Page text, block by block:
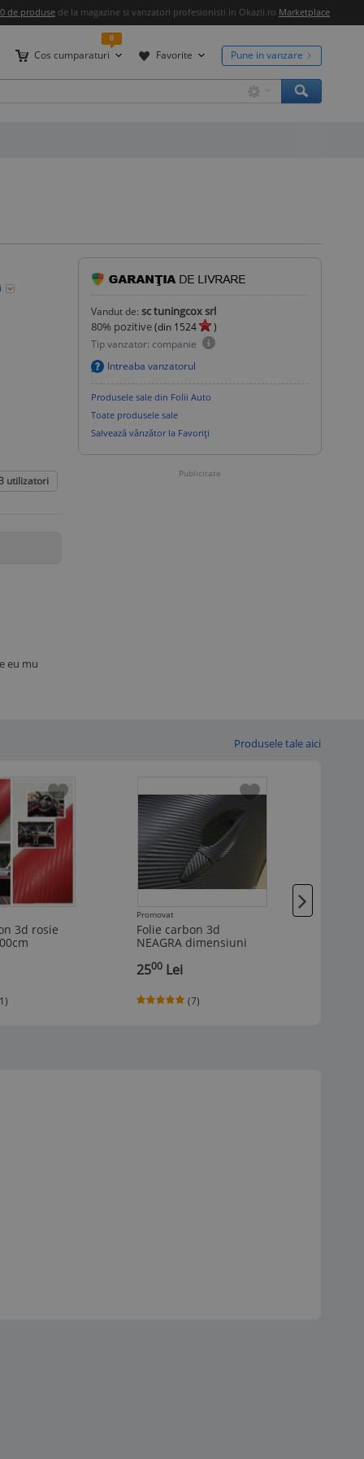
de produse de la magazine si vanzatori profesionisti in Okazii.ro Marketplace
Cos cumparaturi
0
Favorite Pune in vanzare
utilizatori
eu mu
Vandut de: sc tuningcox srl
80% pozitive(din 1524
)
Tip vanzator: companie
Intreaba vanzatorul
Produsele sale din Folii Auto
Toate produsele sale
Salvează vânzător la Favoriți
Publicitate
Produsele tale aici
3d rosie
Promovat
Folie carbon 3d
NEAGRA dimensiuni
2500 Lei
(7)